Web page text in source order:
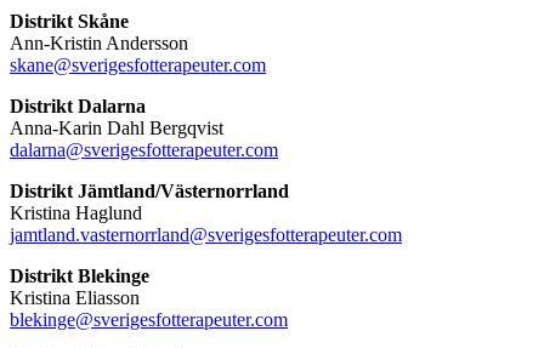
Distrikt Skåne
Ann-Kristin Andersson
skane@sverigesfotterapeuter.com
Distrikt Dalarna
Anna-Karin Dahl Bergqvist
dalarna@sverigesfotterapeuter.com
Distrikt Jämtland/Västernorrland
Kristina Haglund
jamtland.vasternorrland@sverigesfotterapeuter.com
Distrikt Blekinge
Kristina Eliasson
blekinge@sverigesfotterapeuter.com